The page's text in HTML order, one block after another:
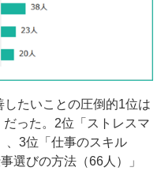
たいことの圧倒的1位は
だった。2位「ストレスマ
、3位「仕事のスキル
選びの方法（66人）」